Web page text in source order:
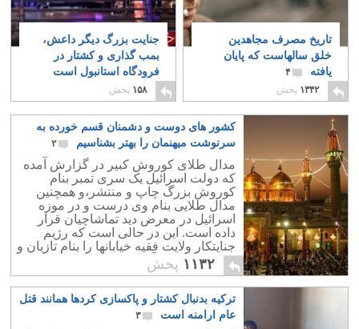
تاریخ مصرف مجاهدین
خلق سالهاست که پایان
یافته
۴
۱۳۴۲ پخش
جنایت بزرگ دیگر داعش،
بمب گذاری و کشتار در
فرودگاه استانبول است
۲
۱۵۸ پخش
کشور های دوست و دشمنان قسم خورده به
سرنوشت میهنمان را بهتر بشناسیم
۲
مدال طلای کوروش کبیر در گزارش آمده
که دولت اسرائیل یک سری تمبر بنام
کوروش بزرگ چاپ و منتشر،و همچنین
مدال طلایی بنام وی درست و در موزه
اسرائیل در معرض دید تماشاچیان قرار
داده است. این در حالی است که رژیم
جنایتکار ولایت فقیه خیابانها را بنام تازیان و
تمبرها را به نام آنان چاپ و منتشر می کند.
۱۱۳۲ پخش
ترکیه بدنبال کشتار و پاکسازی کردها همانند قتل
عام ارامنه است
۳